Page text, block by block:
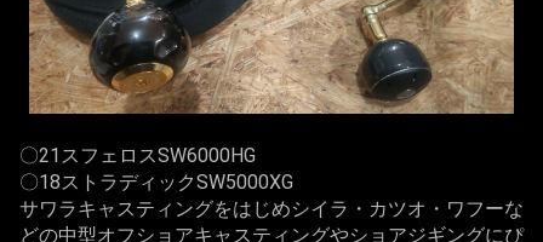
〇21スフェロスSW6000HG
〇18ストラディックSW5000XG
サワラキャスティングをはじめシイラ・カツオ・ワフーな
どの中型オフショアキャスティングやショアジギングにぴ